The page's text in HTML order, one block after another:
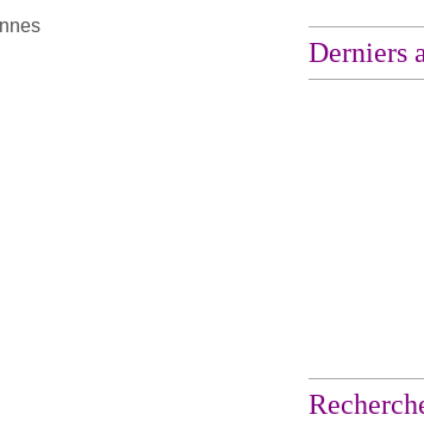
Derniers